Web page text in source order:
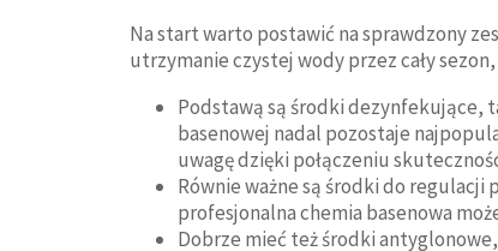
Na start warto postawić na sprawdzony
utrzymanie czystej wody przez cały
Podstawą są środki dezynfekujące,
basenowej nadal pozostaje
uwagę dzięki połączeniu
Równie ważne są środki do
profesjonalna chemia basenowa
Dobrze mieć też środki